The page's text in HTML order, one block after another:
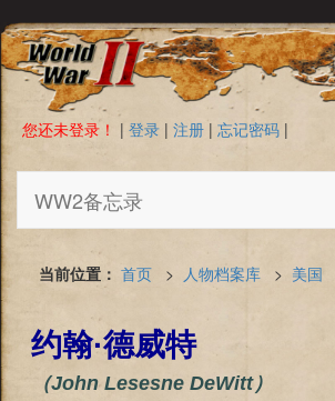
您还未登录！ | 登录 | 注册 | 忘记密码 |
WW2备忘录
当前位置： 首页 > 人物档案库 > 美国
约翰·德威特
（John Lesesne DeWitt）